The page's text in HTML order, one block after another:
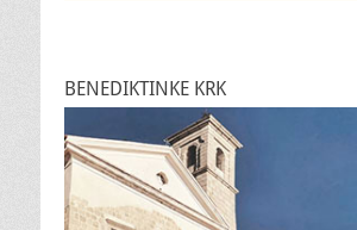
BENEDIKTINKE KRK